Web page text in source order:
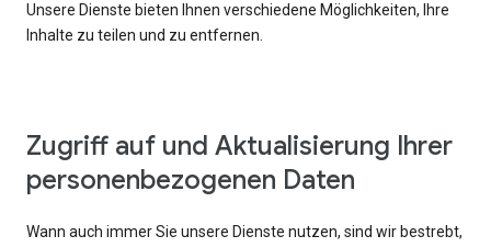
Unsere Dienste bieten Ihnen verschiedene Möglichkeiten, Ihre
Inhalte zu teilen und zu entfernen.
Zugriff auf und Aktualisierung Ihrer
personenbezogenen Daten
Wann auch immer Sie unsere Dienste nutzen, sind wir bestrebt,